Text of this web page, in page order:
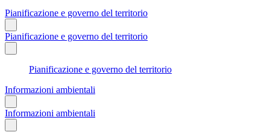
Pianificazione e governo del territorio
Pianificazione e governo del territorio
Pianificazione e governo del territorio
Informazioni ambientali
Informazioni ambientali